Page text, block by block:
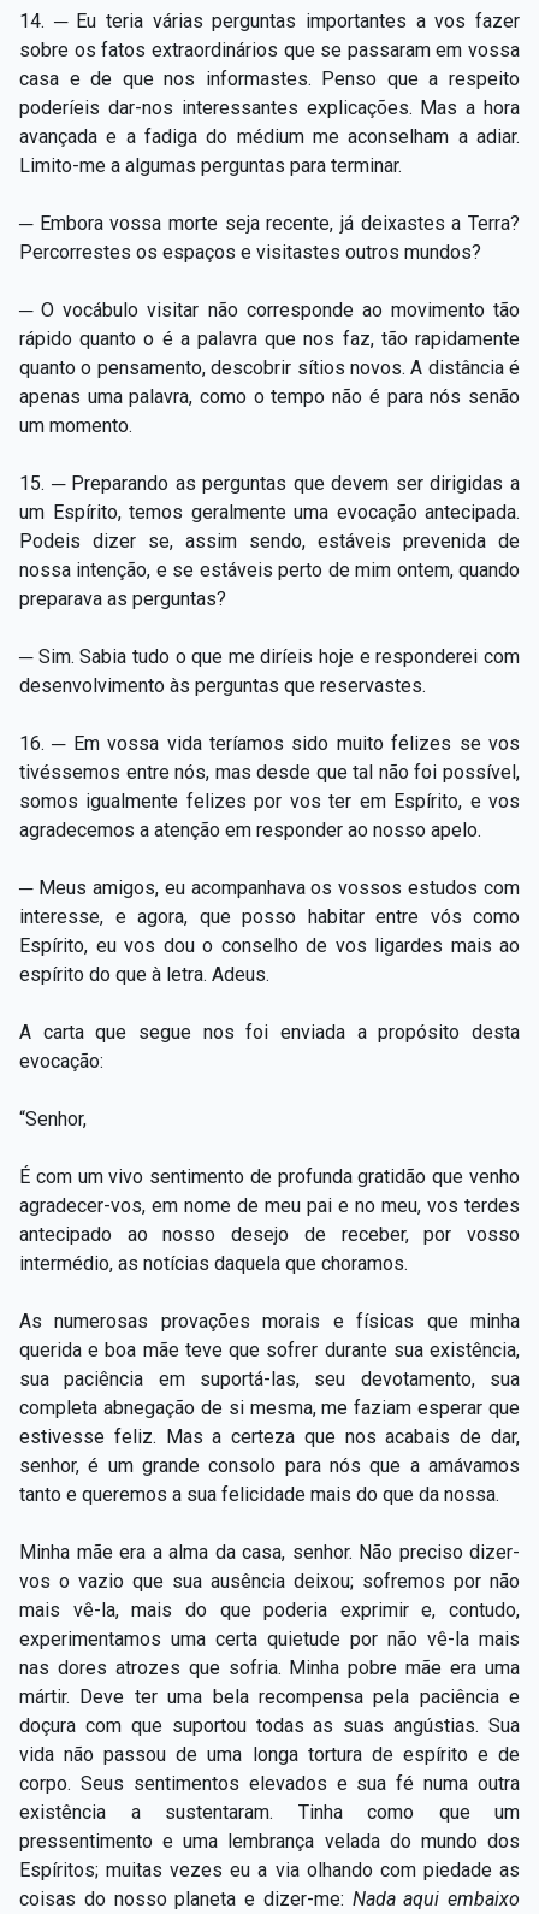
14. ─ Eu teria várias perguntas importantes a vos fazer
sobre os fatos extraordinários que se passaram em vossa
casa e de que nos informastes. Penso que a respeito
poderíeis dar-nos interessantes explicações. Mas a hora
avançada e a fadiga do médium me aconselham a adiar.
Limito-me a algumas perguntas para terminar.
─ Embora vossa morte seja recente, já deixastes a Terra?
Percorrestes os espaços e visitastes outros mundos?
─ O vocábulo visitar não corresponde ao movimento tão
rápido quanto o é a palavra que nos faz, tão rapidamente
quanto o pensamento, descobrir sítios novos. A distância é
apenas uma palavra, como o tempo não é para nós senão
um momento.
15. ─ Preparando as perguntas que devem ser dirigidas a
um Espírito, temos geralmente uma evocação antecipada.
Podeis dizer se, assim sendo, estáveis prevenida de
nossa intenção, e se estáveis perto de mim ontem, quando
preparava as perguntas?
─ Sim. Sabia tudo o que me diríeis hoje e responderei com
desenvolvimento às perguntas que reservastes.
16. ─ Em vossa vida teríamos sido muito felizes se vos
tivéssemos entre nós, mas desde que tal não foi possível,
somos igualmente felizes por vos ter em Espírito, e vos
agradecemos a atenção em responder ao nosso apelo.
─ Meus amigos, eu acompanhava os vossos estudos com
interesse, e agora, que posso habitar entre vós como
Espírito, eu vos dou o conselho de vos ligardes mais ao
espírito do que à letra. Adeus.
A carta que segue nos foi enviada a propósito desta
evocação:
“Senhor,
É com um vivo sentimento de profunda gratidão que venho
agradecer-vos, em nome de meu pai e no meu, vos terdes
antecipado ao nosso desejo de receber, por vosso
intermédio, as notícias daquela que choramos.
As numerosas provações morais e físicas que minha
querida e boa mãe teve que sofrer durante sua existência,
sua paciência em suportá-las, seu devotamento, sua
completa abnegação de si mesma, me faziam esperar que
estivesse feliz. Mas a certeza que nos acabais de dar,
senhor, é um grande consolo para nós que a amávamos
tanto e queremos a sua felicidade mais do que da nossa.
Minha mãe era a alma da casa, senhor. Não preciso dizer-
vos o vazio que sua ausência deixou; sofremos por não
mais vê-la, mais do que poderia exprimir e, contudo,
experimentamos uma certa quietude por não vê-la mais
nas dores atrozes que sofria. Minha pobre mãe era uma
mártir. Deve ter uma bela recompensa pela paciência e
doçura com que suportou todas as suas angústias. Sua
vida não passou de uma longa tortura de espírito e de
corpo. Seus sentimentos elevados e sua fé numa outra
existência a sustentaram. Tinha como que um
pressentimento e uma lembrança velada do mundo dos
Espíritos; muitas vezes eu a via olhando com piedade as
coisas do nosso planeta e dizer-me: Nada aqui embaixo